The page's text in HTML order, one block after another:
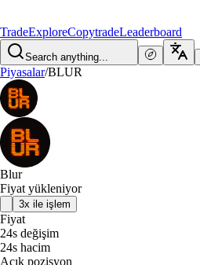
TradeExploreCopytradeLeaderboard
Search anything...
Piyasalar/BLUR
Blur
Fiyat yükleniyor
3x ile işlem
Fiyat
24s değişim
24s hacim
Açık pozisyon